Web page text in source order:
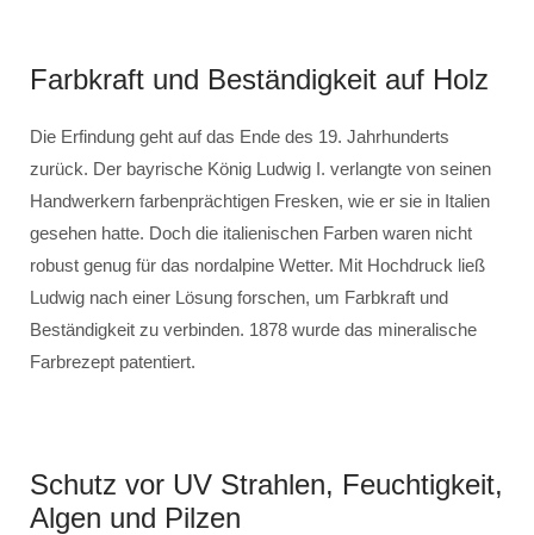
Farbkraft und Beständigkeit auf Holz
Die Erfindung geht auf das Ende des 19. Jahrhunderts
zurück. Der bayrische König Ludwig I. verlangte von seinen
Handwerkern farbenprächtigen Fresken, wie er sie in Italien
gesehen hatte. Doch die italienischen Farben waren nicht
robust genug für das nordalpine Wetter. Mit Hochdruck ließ
Ludwig nach einer Lösung forschen, um Farbkraft und
Beständigkeit zu verbinden. 1878 wurde das mineralische
Farbrezept patentiert.
Schutz vor UV Strahlen, Feuchtigkeit,
Algen und Pilzen